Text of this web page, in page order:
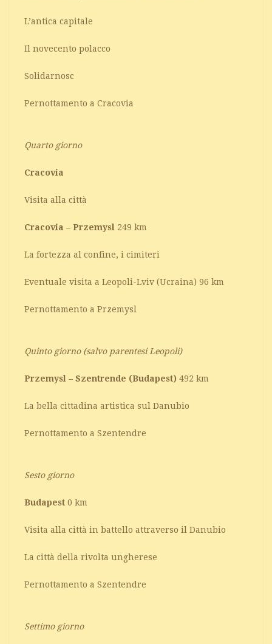
L’antica capitale
Il novecento polacco
Solidarnosc
Pernottamento a Cracovia
Quarto giorno
Cracovia
Visita alla città
Cracovia – Przemysl 249 km
La fortezza al confine, i cimiteri
Eventuale visita a Leopoli-Lviv (Ucraina) 96 km
Pernottamento a Przemysl
Quinto giorno (salvo parentesi Leopoli)
Przemysl – Szentrende (Budapest) 492 km
La bella cittadina artistica sul Danubio
Pernottamento a Szentendre
Sesto giorno
Budapest 0 km
Visita alla città in battello attraverso il Danubio
La città della rivolta ungherese
Pernottamento a Szentendre
Settimo giorno